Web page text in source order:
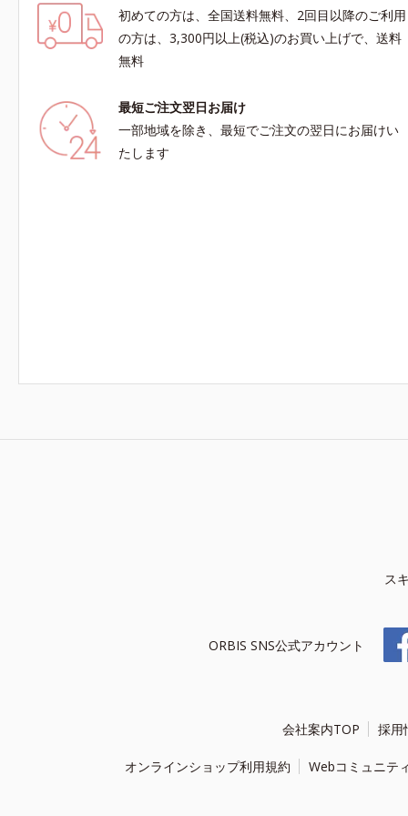
初めての方は、全国送料無料、2回目以降のご利用
の方は、3,300円以上(税込)のお買い上げで、送料
無料
最短ご注文翌日お届け
一部地域を除き、最短でご注文の翌日にお届けい
たします
ス
ORBIS SNS公式アカウント
会社案内TOP 採用
オンラインショップ利用規約 Webコミュニテ